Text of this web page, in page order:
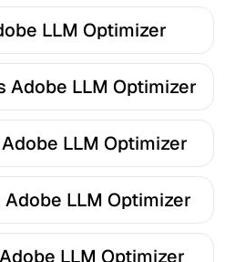
LLM Optimizer
Adobe LLM Optimizer
LLM Optimizer
Adobe LLM Optimizer
LLM Optimizer